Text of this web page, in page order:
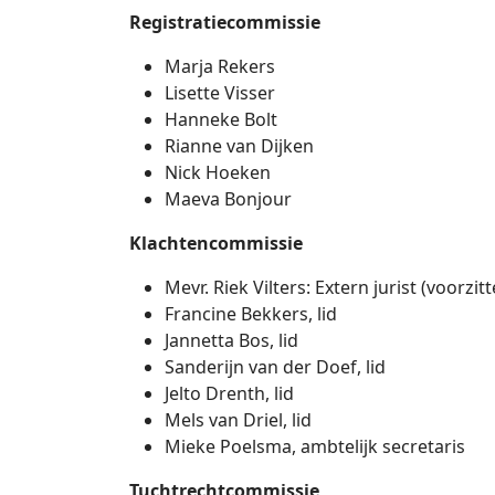
Registratiecommissie
Marja Rekers
Lisette Visser
Hanneke Bolt
Rianne van Dijken
Nick Hoeken
Maeva Bonjour
Klachtencommissie
Mevr. Riek Vilters: Extern jurist
Francine Bekkers, lid
Jannetta Bos, lid
Sanderijn van der Doef, lid
Jelto Drenth, lid
Mels van Driel, lid
Mieke Poelsma, ambtelijk secretaris